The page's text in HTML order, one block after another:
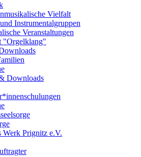
Vielfalt
Instrumentalgruppen
Veranstaltungen
"Orgelklang"
Downloads
Werk Prignitz e.V.